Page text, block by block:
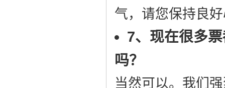
气，请您保持良
7、现在很多
吗？
当然可以。我们